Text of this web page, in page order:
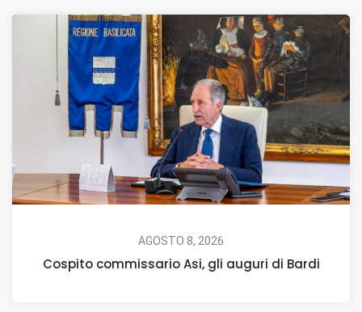
AGOSTO 8, 2026
Cospito commissario Asi, gli auguri di Bardi